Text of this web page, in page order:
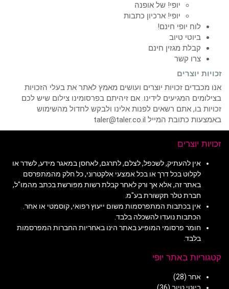
יופי! של אופנה
יופי! ארכיון כתבות
לוח יופי חינם!
ביוטי טיוב
קבלת מגזין חינם
צרו קשר
זכויות יוצרים
אנו מכבדים זכויות יוצרים ועושים מאמץ לאתר את בעלי הזכויות
בצילומים המגיעים לידינו. אם זיהיתם בפרסומינו צילום שיש לכם
זכויות בו, אתם רשאים לפנות אלינו ולבקש לחדול מהשימוש
באמצעות כתובת המייל taler@taler.co.il
זכויות יוצרים
אין להעתיק, לשכפל, לצלם, לתרגם, לאחסן במאגר מידע, לשדר או
לקלוט בכל דרך או בכל אמצעי אלקטרוני, כל חלק מהמתפרסם
באתר זה, אלא אך ורק לאחר קבלת רשות מפורשת בכתב מהמו"ל,
חברת טלר תקשורת בע"מ.
אין בכתבות המתפרסמות משום ייעוץ רפואי, קוסמטי או אחר.
הכתבות נועדו להשכלה בלבד.
חומר פרסומי המופיע באתר הינו באחריות החברות המפרסמות
בלבד.
קטגוריות באתר יופי
אחר (28)